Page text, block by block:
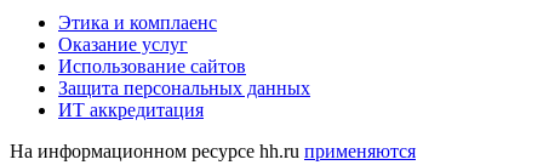
Этика и комплаенс
Оказание услуг
Использование сайтов
Защита персональных данных
ИТ аккредитация
На информационном ресурсе hh.ru применяются